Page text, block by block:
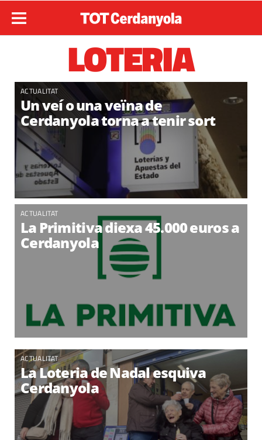
LOTERIA
ACTUALITAT
Un veí o una veïna de
Cerdanyola torna a tenir sort
ACTUALITAT
La Primitiva diexa 45.000 euros a
Cerdanyola
ACTUALITAT
La Loteria de Nadal esquiva
Cerdanyola